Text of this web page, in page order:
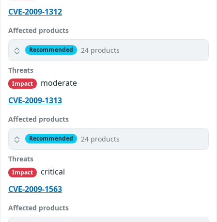
CVE-2009-1312
Affected products
Recommended 24 products
Threats
Impact
moderate
CVE-2009-1313
Affected products
Recommended 24 products
Threats
Impact
critical
CVE-2009-1563
Affected products